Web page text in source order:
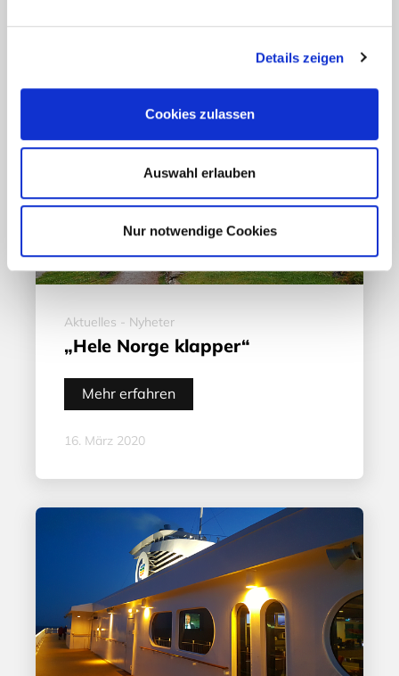
Details zeigen
Cookies zulassen
Auswahl erlauben
Nur notwendige Cookies
Aktuelles - Nyheter
„Hele Norge klapper“
Mehr erfahren
16. März 2020